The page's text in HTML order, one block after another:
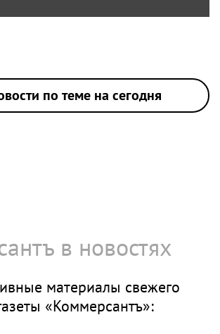
по теме на сегодня
в новостях
материалы свежего
«Коммерсантъ»: